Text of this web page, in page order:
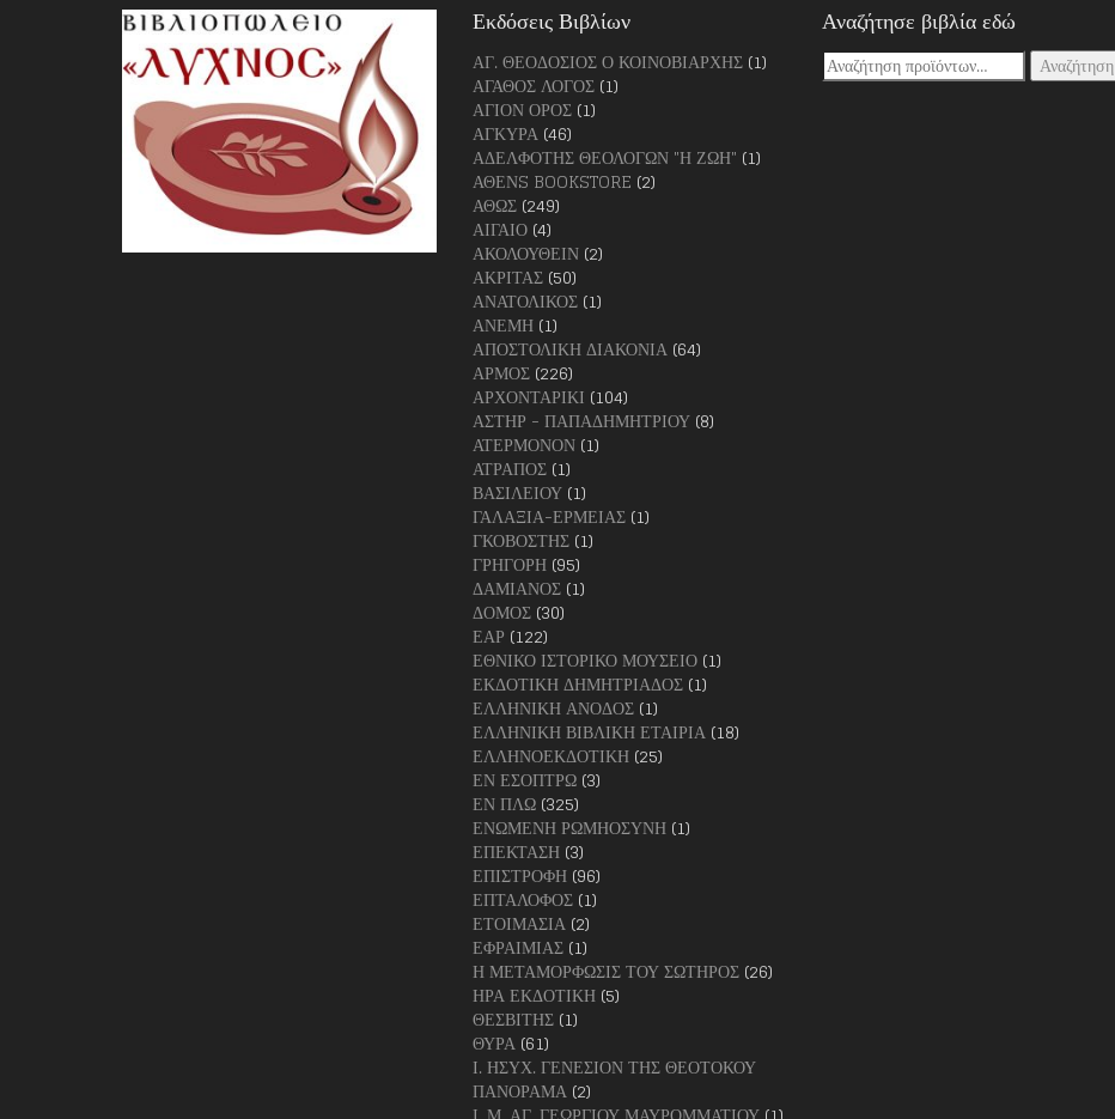
Εκδόσεις Βιβλίων
ΑΓ. ΘΕΟΔΟΣΙΟΣ Ο ΚΟΙΝΟΒΙΑΡΧΗΣ (1)
ΑΓΑΘΟΣ ΛΟΓΟΣ (1)
ΑΓΙΟΝ ΟΡΟΣ (1)
ΑΓΚΥΡΑ (46)
ΑΔΕΛΦΟΤΗΣ ΘΕΟΛΟΓΩΝ "Η ΖΩΗ" (1)
ΑΘΕΝS BOOKSTORE (2)
ΑΘΩΣ (249)
ΑΙΓΑΙΟ (4)
ΑΚΟΛΟΥΘΕΙΝ (2)
ΑΚΡΙΤΑΣ (50)
ΑΝΑΤΟΛΙΚΟΣ (1)
ΑΝΕΜΗ (1)
ΑΠΟΣΤΟΛΙΚΗ ΔΙΑΚΟΝΙΑ (64)
ΑΡΜΟΣ (226)
ΑΡΧΟΝΤΑΡΙΚΙ (104)
ΑΣΤΗΡ - ΠΑΠΑΔΗΜΗΤΡΙΟΥ (8)
ΑΤΕΡΜΟΝΟΝ (1)
ΑΤΡΑΠΟΣ (1)
ΒΑΣΙΛΕΙΟΥ (1)
ΓΑΛΑΞΙΑ-ΕΡΜΕΙΑΣ (1)
ΓΚΟΒΟΣΤΗΣ (1)
ΓΡΗΓΟΡΗ (95)
ΔΑΜΙΑΝΟΣ (1)
ΔΟΜΟΣ (30)
ΕΑΡ (122)
ΕΘΝΙΚΟ ΙΣΤΟΡΙΚΟ ΜΟΥΣΕΙΟ (1)
ΕΚΔΟΤΙΚΗ ΔΗΜΗΤΡΙΑΔΟΣ (1)
ΕΛΛΗΝΙΚΗ ΑΝΟΔΟΣ (1)
ΕΛΛΗΝΙΚΗ ΒΙΒΛΙΚΗ ΕΤΑΙΡΙΑ (18)
ΕΛΛΗΝΟΕΚΔΟΤΙΚΗ (25)
ΕΝ ΕΣΟΠΤΡΩ (3)
ΕΝ ΠΛΩ (325)
ΕΝΩΜΕΝΗ ΡΩΜΗΟΣΥΝΗ (1)
ΕΠΕΚΤΑΣΗ (3)
ΕΠΙΣΤΡΟΦΗ (96)
ΕΠΤΑΛΟΦΟΣ (1)
ΕΤΟΙΜΑΣΙΑ (2)
ΕΦΡΑΙΜΙΑΣ (1)
Η ΜΕΤΑΜΟΡΦΩΣΙΣ ΤΟΥ ΣΩΤΗΡΟΣ (26)
ΗΡΑ ΕΚΔΟΤΙΚΗ (5)
ΘΕΣΒΙΤΗΣ (1)
ΘΥΡΑ (61)
Ι. ΗΣΥΧ. ΓΕΝΕΣΙΟΝ ΤΗΣ ΘΕΟΤΟΚΟΥ
ΠΑΝΟΡΑΜΑ (2)
Αναζήτησε βιβλία εδώ
Αναζήτηση
για:
Αναζήτηση